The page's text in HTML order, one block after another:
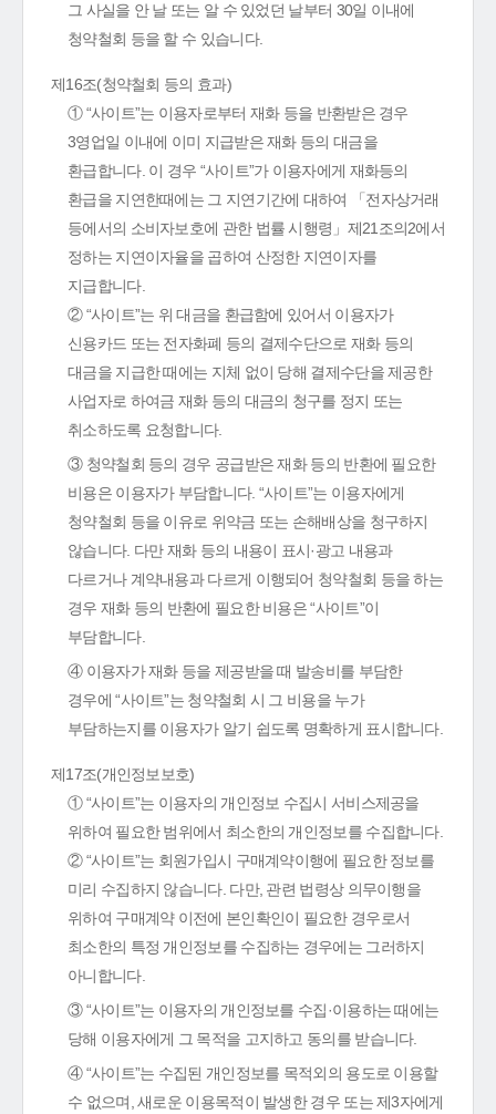
그 사실을 안 날 또는 알 수 있었던 날부터 30일 이내에
청약철회 등을 할 수 있습니다.
제16조(청약철회 등의 효과)
① “사이트”는 이용자로부터 재화 등을 반환받은 경우
3영업일 이내에 이미 지급받은 재화 등의 대금을
환급합니다. 이 경우 “사이트”가 이용자에게 재화등의
환급을 지연한때에는 그 지연기간에 대하여 「전자상거래
등에서의 소비자보호에 관한 법률 시행령」제21조의2에서
정하는 지연이자율을 곱하여 산정한 지연이자를
지급합니다.
② “사이트”는 위 대금을 환급함에 있어서 이용자가
신용카드 또는 전자화폐 등의 결제수단으로 재화 등의
대금을 지급한 때에는 지체 없이 당해 결제수단을 제공한
사업자로 하여금 재화 등의 대금의 청구를 정지 또는
취소하도록 요청합니다.
③ 청약철회 등의 경우 공급받은 재화 등의 반환에 필요한
비용은 이용자가 부담합니다. “사이트”는 이용자에게
청약철회 등을 이유로 위약금 또는 손해배상을 청구하지
않습니다. 다만 재화 등의 내용이 표시·광고 내용과
다르거나 계약내용과 다르게 이행되어 청약철회 등을 하는
경우 재화 등의 반환에 필요한 비용은 “사이트”이
부담합니다.
④ 이용자가 재화 등을 제공받을 때 발송비를 부담한
경우에 “사이트”는 청약철회 시 그 비용을 누가
부담하는지를 이용자가 알기 쉽도록 명확하게 표시합니다.
제17조(개인정보보호)
① “사이트”는 이용자의 개인정보 수집시 서비스제공을
위하여 필요한 범위에서 최소한의 개인정보를 수집합니다.
② “사이트”는 회원가입시 구매계약이행에 필요한 정보를
미리 수집하지 않습니다. 다만, 관련 법령상 의무이행을
위하여 구매계약 이전에 본인확인이 필요한 경우로서
최소한의 특정 개인정보를 수집하는 경우에는 그러하지
아니합니다.
③ “사이트”는 이용자의 개인정보를 수집·이용하는 때에는
당해 이용자에게 그 목적을 고지하고 동의를 받습니다.
④ “사이트”는 수집된 개인정보를 목적외의 용도로 이용할
수 없으며, 새로운 이용목적이 발생한 경우 또는 제3자에게